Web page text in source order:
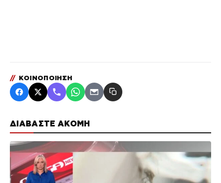
ΔΙΑΒΑΣΤΕ ΑΚΟΜΗ
// ΚΟΙΝΟΠΟΙΗΣΗ